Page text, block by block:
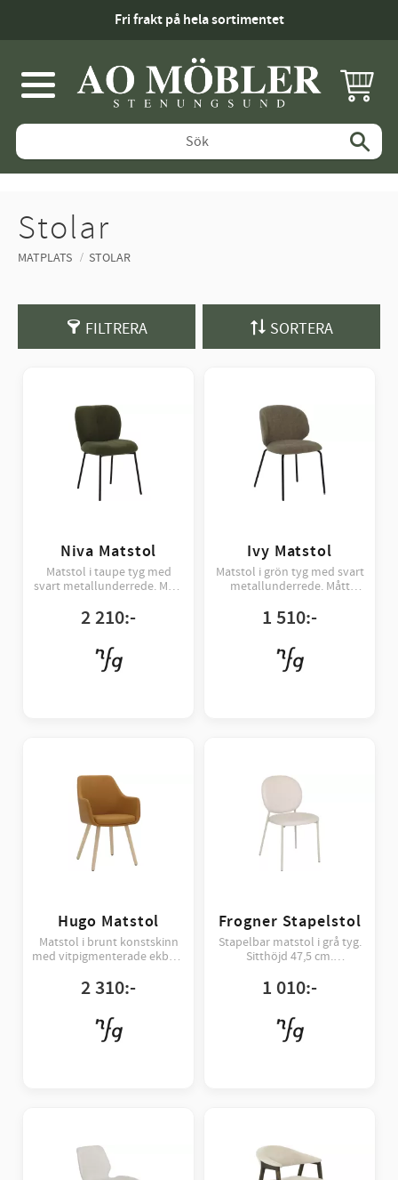
Fri frakt på hela sortimentet
Meny
Stolar
MATPLATS STOLAR
FILTRERA SORTERA
Niva Matstol
Matstol i taupe tyg med
svart metallunderrede. Mått
2 210:-
Ivy Matstol
Matstol i grön tyg med svart
metallunderrede. Mått
1 510:-
Hugo Matstol
Matstol i brunt konstskinn
med vitpigmenterade ekben.
2 310:-
Frogner Stapelstol
Stapelbar matstol i grå tyg.
Sitthöjd 47,5 cm.
1 010:-